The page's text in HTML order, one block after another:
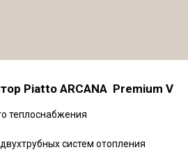
Piatto ARCANA Premium V
теплоснабжения
систем отопления